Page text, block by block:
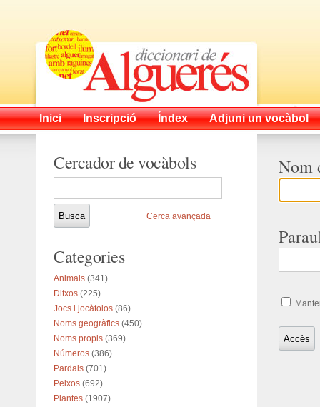
Inici Inscripció Índex Adjuni un vocàbol
Nom
Cercador de vocàbols
Cerca avançada
Categories
Animals (341)
Ditxos (225)
Jocs i jocàtolos (86)
Noms geogràfics (450)
Noms propis (369)
Números (386)
Pardals (701)
Peixos (692)
Plantes (1907)